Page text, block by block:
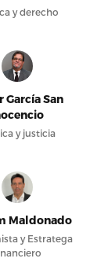
y derecho
García San
y justicia
Maldonado
y Estratega